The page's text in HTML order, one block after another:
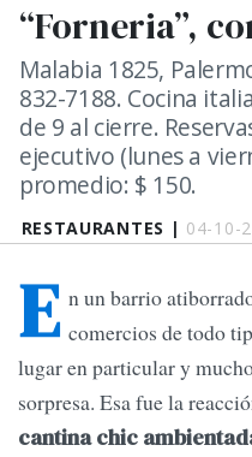
RESTAURANTES | 04-10-
“Forneria”,
Malabia 1825,
832-7188. Cocina
de 9 al cierre.
ejecutivo (lunes a
promedio: $ 150.
E n un barrio
comercios de todo
lugar en particular y
sorpresa. Esa fue la
cantina chic